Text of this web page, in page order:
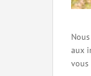
aux
vous